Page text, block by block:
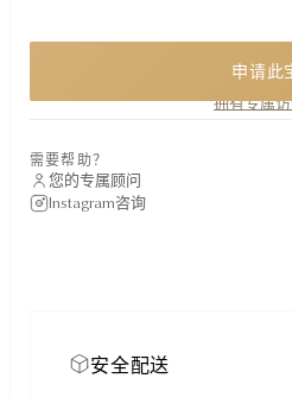
申请此
拥有专属
需要帮助？
您的专属顾问
Instagram咨询
安全配送